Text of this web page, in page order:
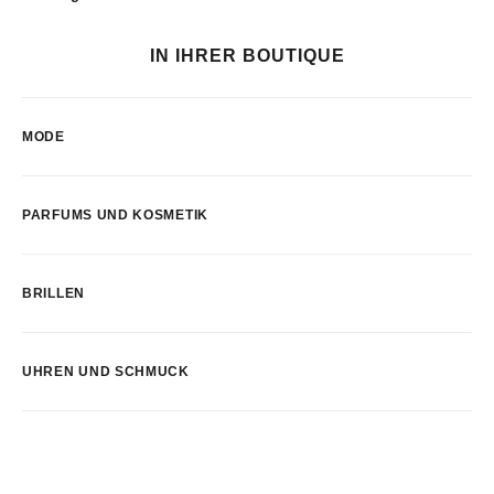
IN IHRER BOUTIQUE
MODE
PARFUMS UND KOSMETIK
BRILLEN
UHREN UND SCHMUCK